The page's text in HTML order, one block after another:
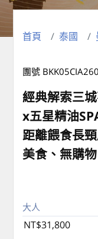
首頁 泰國
團號
經典解索三
x五星精油
距離餵食長
美食、無購物
大人
NT$31,800